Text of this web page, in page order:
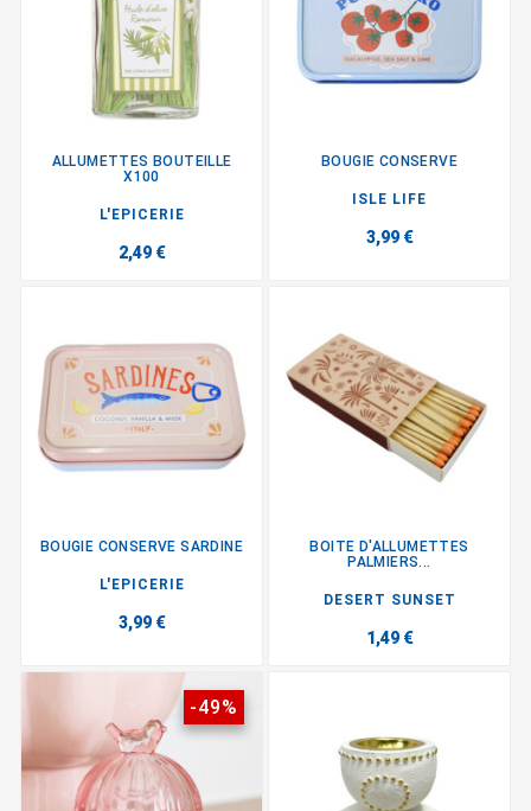
ALLUMETTES BOUTEILLE
X100
L'EPICERIE
2,49 €
BOUGIE CONSERVE
ISLE LIFE
3,99 €
BOUGIE CONSERVE SARDINE
L'EPICERIE
3,99 €
BOITE D'ALLUMETTES
PALMIERS...
DESERT SUNSET
1,49 €
-49%